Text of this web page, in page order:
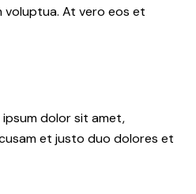
voluptua. At vero eos et
dolor sit amet,
et justo duo dolores et